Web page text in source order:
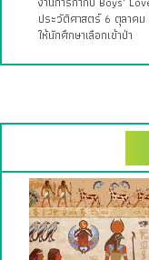
ประวัติศาสตร์ 6 ตุลาคม
ให้นักศึกษาเลือกเข้าป่า